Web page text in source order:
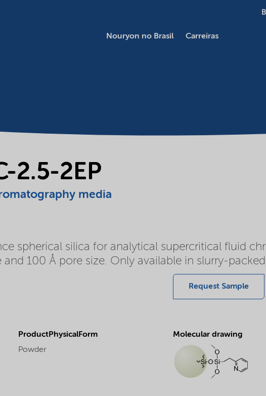
Nouryon no Brasil Carreiras
2.5-2EP
media
spherical silica for analytical supercritical fluid
100 Å pore size. Only available in slurry-
Request Sample
ProductPhysicalForm
Powder
Molecular drawing